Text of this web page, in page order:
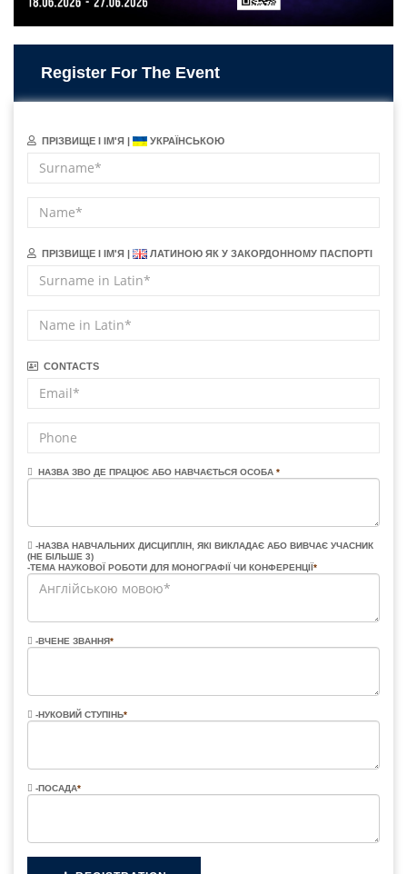
Register For The Event
ПРІЗВИЩЕ І ІМ'Я | УКРАЇНСЬКОЮ
ПРІЗВИЩЕ І ІМ'Я | ЛАТИНОЮ ЯК У ЗАКОРДОННОМУ ПАСПОРТІ
CONTACTS
НАЗВА ЗВО ДЕ ПРАЦЮЄ АБО НАВЧАЄТЬСЯ ОСОБА *
-НАЗВА НАВЧАЛЬНИХ ДИСЦИПЛІН, ЯКІ ВИКЛАДАЄ АБО ВИВЧАЄ УЧАСНИК
(НЕ БІЛЬШЕ 3)
-ТЕМА НАУКОВОЇ РОБОТИ ДЛЯ МОНОГРАФІЇ ЧИ КОНФЕРЕНЦІЇ*
-ВЧЕНЕ ЗВАННЯ*
-НУКОВИЙ СТУПІНЬ*
-ПОСАДА*